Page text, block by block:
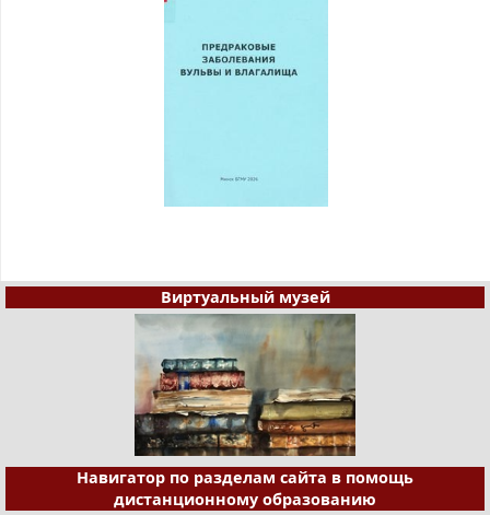
Виртуальный музей
Навигатор по разделам сайта в помощь
дистанционному образованию